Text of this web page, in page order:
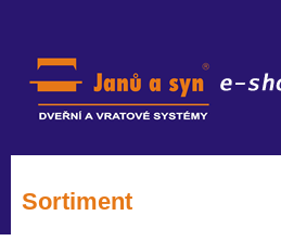
Sortiment